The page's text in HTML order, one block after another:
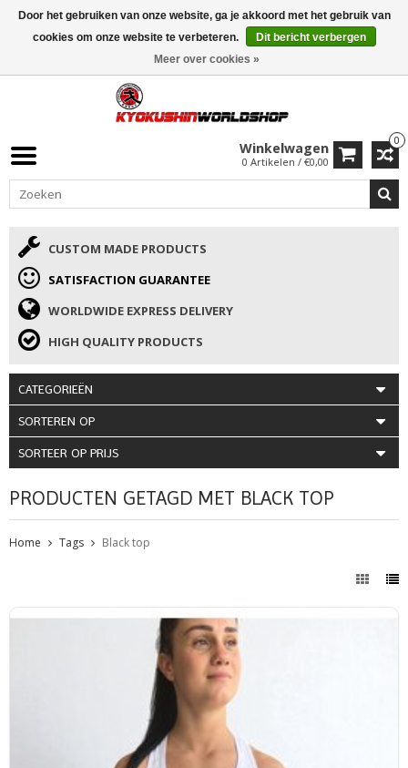
ISAMU SUMMER DEALS• 10% Korting + cadeau vanaf €169 →
0
Winkelwagen
0 Artikelen / €0,00
CUSTOM MADE PRODUCTS
SATISFACTION GUARANTEE
WORLDWIDE EXPRESS DELIVERY
HIGH QUALITY PRODUCTS
CATEGORIEËN
SORTEREN OP
SORTEER OP PRIJS
PRODUCTEN GETAGD MET BLACK TOP
Home Tags Black top
Door het gebruiken van onze website, ga je akkoord met het gebruik van
cookies om onze website te verbeteren.
Dit bericht verbergen
Meer over cookies »